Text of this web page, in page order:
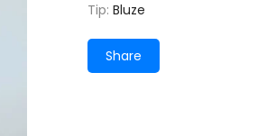
Tip: Bluze
Share